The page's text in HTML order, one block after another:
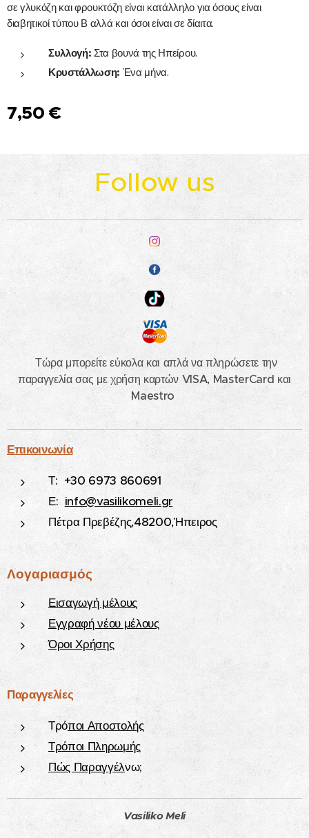
σε γλυκόζη και φρουκτόζη είναι κατάλληλο για όσους είναι
διαβητικοί τύπου Β αλλά και όσοι είναι σε δίαιτα.
Συλλογή: Στα βουνά της Ηπείρου.
Κρυστάλλωση: Ένα μήνα.
7,50 €
Follow us
Τώρα μπορείτε εύκολα και απλά να πληρώσετε την
παραγγελία σας με χρήση καρτών VISA, MasterCard και
Maestro
Επικοινωνία
Τ: +30 6973 860691
Ε: info@vasilikomeli.gr
Πέτρα Πρεβέζης,48200,Ήπειρος
Λογαριασμός
Εισαγωγή μέλους
Εγγραφή νέου μέλους
Όροι Χρήσης
Παραγγελίες
Τρόποι Αποστολής
Τρόποι Πληρωμής
Πώς Παραγγέλνω;
Vasiliko Meli